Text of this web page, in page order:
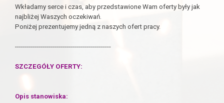
Wkładamy serce i czas, aby przedstawione Wam oferty były jak
najbliżej Waszych oczekiwań.
Poniżej prezentujemy jedną z naszych ofert pracy.
------------------------------------------------
SZCZEGÓŁY OFERTY:
Opis stanowiska: